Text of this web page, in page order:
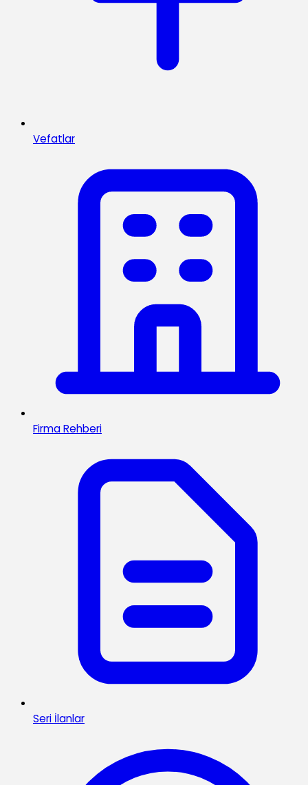
Vefatlar
Firma Rehberi
Seri İlanlar